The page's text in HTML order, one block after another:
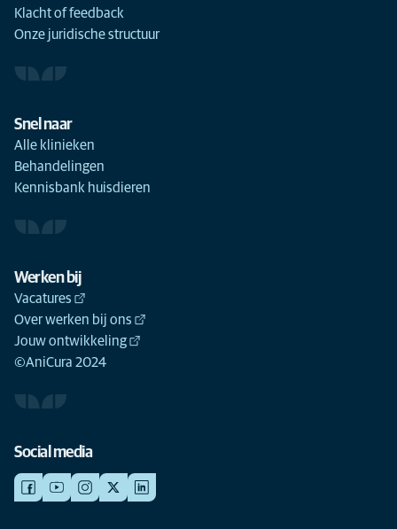
Klacht of feedback
Onze juridische structuur
Snel naar
Alle klinieken
Behandelingen
Kennisbank huisdieren
Werken bij
Vacatures
Over werken bij ons
Jouw ontwikkeling
©AniCura 2024
Social media